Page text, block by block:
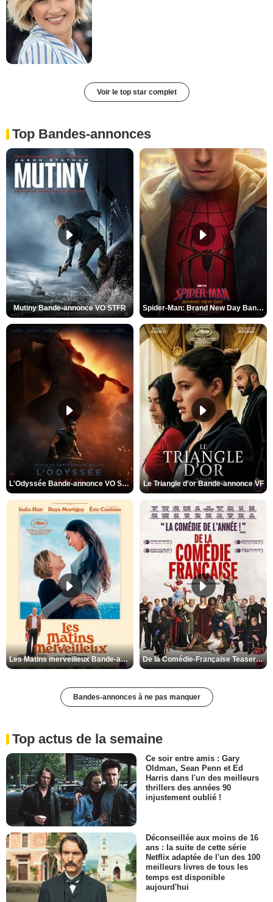
Voir le top star complet
Top Bandes-annonces
Mutiny Bande-annonce VO STFR Spider-Man: Brand New Day Bande-annonce VO STFR
L'Odyssée Bande-annonce VO STFR Le Triangle d'or Bande-annonce VF
Les Matins merveilleux Bande-annonce VF De la Comédie-Française Teaser VF
Bandes-annonces à ne pas manquer
Top actus de la semaine
Ce soir entre amis : Gary
Oldman, Sean Penn et Ed
Harris dans l'un des meilleurs
thrillers des années 90
injustement oublié !
Déconseillée aux moins de 16
ans : la suite de cette série
Netflix adaptée de l'un des 100
meilleurs livres de tous les
temps est disponible
aujourd'hui